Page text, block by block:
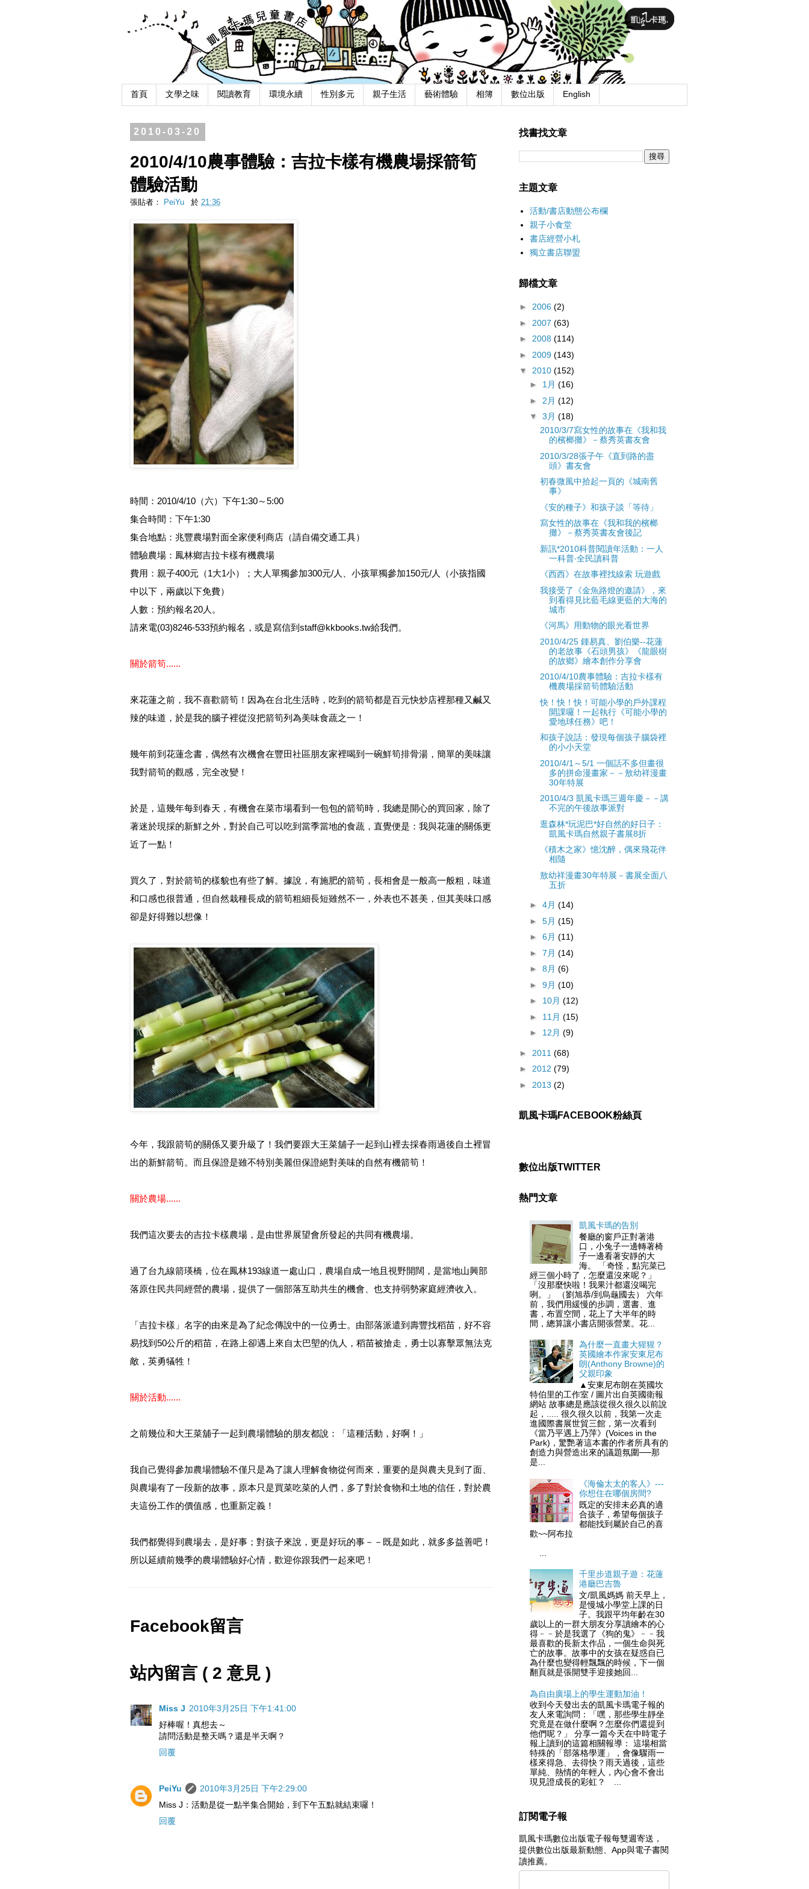
首頁 文學之味 閱讀教育 環境永續 性別多元 親子生活 藝術體驗 相簿 數位出版 English
2010-03-20
2010/4/10農事體驗：吉拉卡樣有機農場採箭筍
體驗活動
張貼者： PeiYu 於 21:36
時間：2010/4/10（六）下午1:30～5:00
集合時間：下午1:30
集合地點：兆豐農場對面全家便利商店（請自備交通工具）
體驗農場：鳳林鄉吉拉卡樣有機農場
費用：親子400元（1大1小）；大人單獨參加300元/人、小孩單獨參加150元/人（小孩指國
中以下，兩歲以下免費）
人數：預約報名20人。
請來電(03)8246-533預約報名，或是寫信到staff@kkbooks.tw給我們。
關於箭筍......
來花蓮之前，我不喜歡箭筍！因為在台北生活時，吃到的箭筍都是百元快炒店裡那種又鹹又
辣的味道，於是我的腦子裡從沒把箭筍列為美味食蔬之一！
幾年前到花蓮念書，偶然有次機會在豐田社區朋友家裡喝到一碗鮮筍排骨湯，簡單的美味讓
我對箭筍的觀感，完全改變！
於是，這幾年每到春天，有機會在菜市場看到一包包的箭筍時，我總是開心的買回家，除了
著迷於現採的新鮮之外，對於自己可以吃到當季當地的食蔬，直覺便是：我與花蓮的關係更
近了一點！
買久了，對於箭筍的樣貌也有些了解。據說，有施肥的箭筍，長相會是一般高一般粗，味道
和口感也很普通，但自然栽種長成的箭筍粗細長短雖然不一，外表也不甚美，但其美味口感
卻是好得難以想像！
今年，我跟箭筍的關係又要升級了！我們要跟大王菜舖子一起到山裡去採春雨過後自土裡冒
出的新鮮箭筍。而且保證是雖不特別美麗但保證絕對美味的自然有機箭筍！
關於農場......
我們這次要去的吉拉卡樣農場，是由世界展望會所發起的共同有機農場。
過了台九線箭瑛橋，位在鳳林193線道一處山口，農場自成一地且視野開闊，是當地山興部
落原住民共同經營的農場，提供了一個部落互助共生的機會、也支持弱勢家庭經濟收入。
「吉拉卡樣」名字的由來是為了紀念傳說中的一位勇士。由部落派遣到壽豐找稻苗，好不容
易找到50公斤的稻苗，在路上卻遇上來自太巴塱的仇人，稻苗被搶走，勇士以寡擊眾無法克
敵，英勇犠牲！
關於活動......
之前幾位和大王菜舖子一起到農場體驗的朋友都說：「這種活動，好啊！」
我自己覺得參加農場體驗不僅只是為了讓人理解食物從何而來，重要的是與農夫見到了面、
與農場有了一段新的故事，原本只是買菜吃菜的人們，多了對於食物和土地的信任，對於農
夫這份工作的價值感，也重新定義！
我們都覺得到農場去，是好事；對孩子來說，更是好玩的事－－既是如此，就多多益善吧！
所以延續前幾季的農場體驗好心情，歡迎你跟我們一起來吧！
Facebook留言
站內留言 ( 2 意見 )
Miss J 2010年3月25日 下午1:41:00
好棒喔！真想去～
請問活動是整天嗎？還是半天啊？
回覆
PeiYu
2010年3月25日 下午2:29:00
Miss J：活動是從一點半集合開始，到下午五點就結束囉！
回覆
找書找文章
主題文章
活動/書店動態公布欄
親子小食堂
書店經營小札
獨立書店聯盟
歸檔文章
► 2006 (2)
► 2007 (63)
► 2008 (114)
► 2009 (143)
▼ 2010 (152)
► 1月 (16)
► 2月 (12)
▼ 3月 (18)
2010/3/7寫女性的故事在《我和我
的檳榔攤》－蔡秀英書友會
2010/3/28張子午《直到路的盡
頭》書友會
初春微風中拾起一頁的《城南舊
事》
《安的種子》和孩子談「等待」
寫女性的故事在《我和我的檳榔
攤》－蔡秀英書友會後記
新訊*2010科普閱讀年活動：一人
一科普‧全民讀科普
《西西》在故事裡找線索 玩遊戲
我接受了《金魚路燈的邀請》，來
到看得見比藍毛線更藍的大海的
城市
《河馬》用動物的眼光看世界
2010/4/25 鍾易真、劉伯樂--花蓮
的老故事《石頭男孩》《龍眼樹
的故鄉》繪本創作分享會
2010/4/10農事體驗：吉拉卡樣有
機農場採箭筍體驗活動
快！快！快！可能小學的戶外課程
開課囉！一起執行《可能小學的
愛地球任務》吧！
和孩子說話：發現每個孩子腦袋裡
的小小天堂
2010/4/1～5/1 一個話不多但畫很
多的拼命漫畫家－－敖幼祥漫畫
30年特展
2010/4/3 凱風卡瑪三週年慶－－講
不完的午後故事派對
逛森林*玩泥巴*好自然的好日子：
凱風卡瑪自然親子書展8折
《積木之家》憶沈醉，偶來飛花伴
相隨
敖幼祥漫畫30年特展－書展全面八
五折
► 4月 (14)
► 5月 (15)
► 6月 (11)
► 7月 (14)
► 8月 (6)
► 9月 (10)
► 10月 (12)
► 11月 (15)
► 12月 (9)
► 2011 (68)
► 2012 (79)
► 2013 (2)
凱風卡瑪FACEBOOK粉絲頁
數位出版TWITTER
熱門文章
凱風卡瑪的告別
餐廳的窗戶正對著港
口，小兔子一邊轉著椅
子一邊看著安靜的大
海。 「奇怪，點完菜已
經三個小時了，怎麼還沒來呢？」
「沒那麼快啦！我果汁都還沒喝完
咧。」 （劉旭恭/到烏龜國去） 六年
前，我們用緩慢的步調，選書、進
書，布置空間，花上了大半年的時
間，總算讓小書店開張營業。花...
為什麼一直畫大猩猩？
英國繪本作家安東尼布
朗(Anthony Browne)的
父親印象
▲安東尼布朗在英國坎
特伯里的工作室 / 圖片出自英國衛報
網站 故事總是應該從很久很久以前說
起，..... 很久很久以前，我第一次走
進國際書展世貿三館，第一次看到
《當乃平遇上乃萍》(Voices in the
Park)，驚艷著這本書的作者所具有的
創造力與營造出來的議題氛圍──那
是...
《海倫太太的客人》---
你想住在哪個房間?
既定的安排未必真的適
合孩子，希望每個孩子
都能找到屬於自己的喜
歡~~阿布拉
千里步道親子遊：花蓮
港廳巴吉魯
文/凱風媽媽 前天早上，
是慢城小學堂上課的日
子。我跟平均年齡在30
歲以上的一群大朋友分享讀繪本的心
得﹣﹣於是我選了《狗的鬼》﹣﹣我
最喜歡的長新太作品，一個生命與死
亡的故事。故事中的女孩在疑惑自已
為什麼也變得輕飄飄的時候，下一個
翻頁就是張開雙手迎接她回...
為自由廣場上的學生運動加油！
收到今天發出去的凱風卡瑪電子報的
友人來電詢問：「嘿，那些學生靜坐
究竟是在做什麼啊？怎麼你們還提到
他們呢？」 分享一篇今天在中時電子
報上讀到的這篇相關報導： 這場相當
特殊的「部落格學運」，會像驟雨一
樣來得急、去得快？雨天過後，這些
單純、熱情的年輕人，內心會不會出
現見證成長的彩虹？ ...
訂閱電子報
凱風卡瑪數位出版電子報每雙週寄送，
提供數位出版最新動態、App與電子書閱
讀推薦。